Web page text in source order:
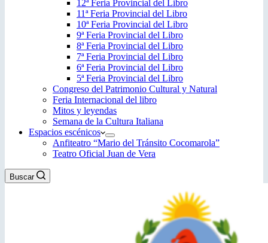
12ª Feria Provincial del Libro
11ª Feria Provincial del Libro
10ª Feria Provincial del Libro
9ª Feria Provincial del Libro
8ª Feria Provincial del Libro
7ª Feria Provincial del Libro
6ª Feria Provincial del Libro
5ª Feria Provincial del Libro
Congreso del Patrimonio Cultural y Natural
Feria Internacional del libro
Mitos y leyendas
Semana de la Cultura Italiana
Espacios escénicos
Anfiteatro “Mario del Tránsito Cocomarola”
Teatro Oficial Juan de Vera
Buscar